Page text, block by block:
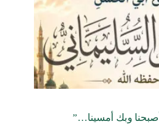
وبك أمسينا…”